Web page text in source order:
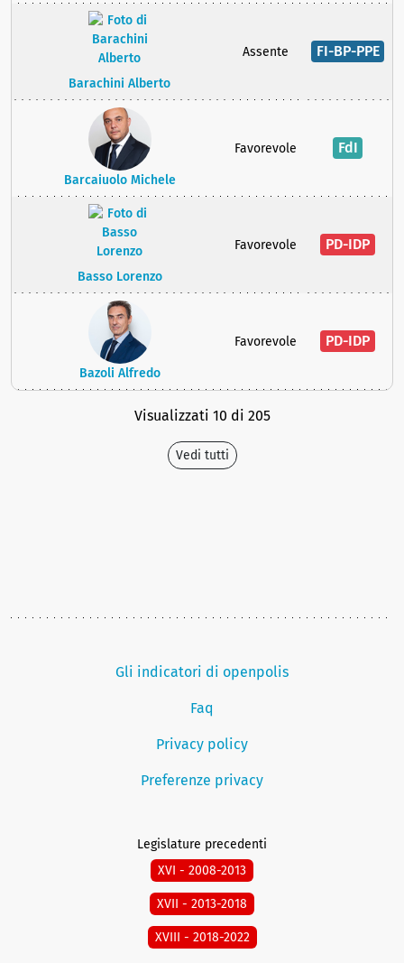
Barachini Alberto
Assente FI-BP-PPE
Barcaiuolo Michele
Favorevole FdI
Basso Lorenzo
Favorevole PD-IDP
Bazoli Alfredo
Favorevole PD-IDP
Visualizzati 10 di 205
Vedi tutti
Gli indicatori di openpolis
Faq
Privacy policy
Preferenze privacy
Legislature precedenti
XVI - 2008-2013
XVII - 2013-2018
XVIII - 2018-2022